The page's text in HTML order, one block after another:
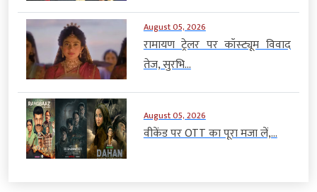
August 05, 2026
रामायण ट्रेलर पर कॉस्ट्यूम विवाद
तेज, सुरभि...
August 05, 2026
वीकेंड पर OTT का पूरा मजा लें,...